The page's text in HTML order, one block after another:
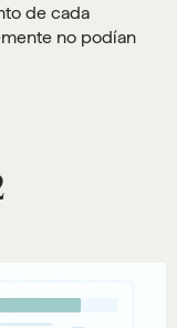
de cada
no podían